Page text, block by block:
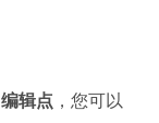
编辑点 ，您可以